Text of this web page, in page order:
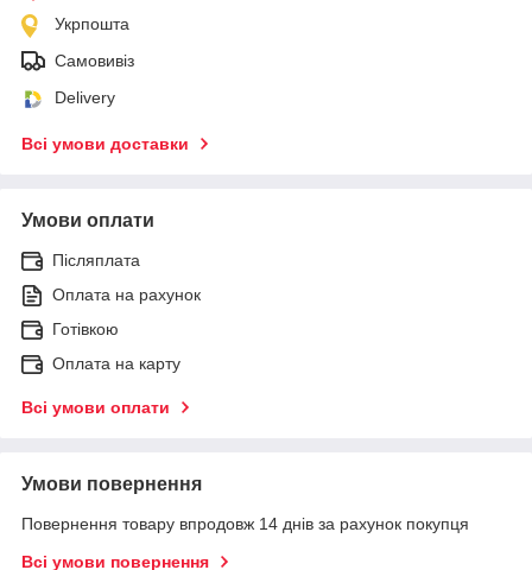
Укрпошта
Самовивіз
Delivery
Всі умови доставки
Умови оплати
Післяплата
Оплата на рахунок
Готівкою
Оплата на карту
Всі умови оплати
Умови повернення
Повернення товару впродовж 14 днів за рахунок покупця
Всі умови повернення